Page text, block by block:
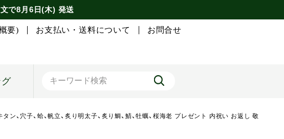
で8月6日(木) 発送
要) お支払い・送料について お問合せ
ン、穴子、蛤、帆立、炙り明太子、炙り鯛、鯖、牡蠣、桜海老 プレゼント 内祝い お返し 敬